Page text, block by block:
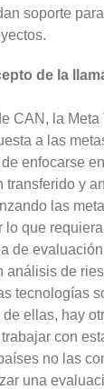
soporte para
de la
CAN, la
a las
enfocarse
transferido y
las
que
de
análisis de
tecnologías
ellas, hay
con
no las
una